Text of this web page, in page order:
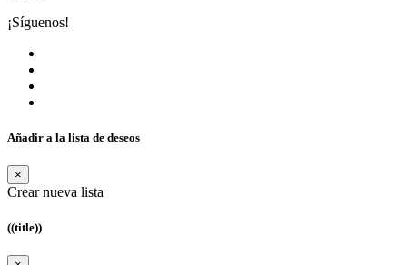
¡Síguenos!
Añadir a la lista de deseos
×
Crear nueva lista
((title))